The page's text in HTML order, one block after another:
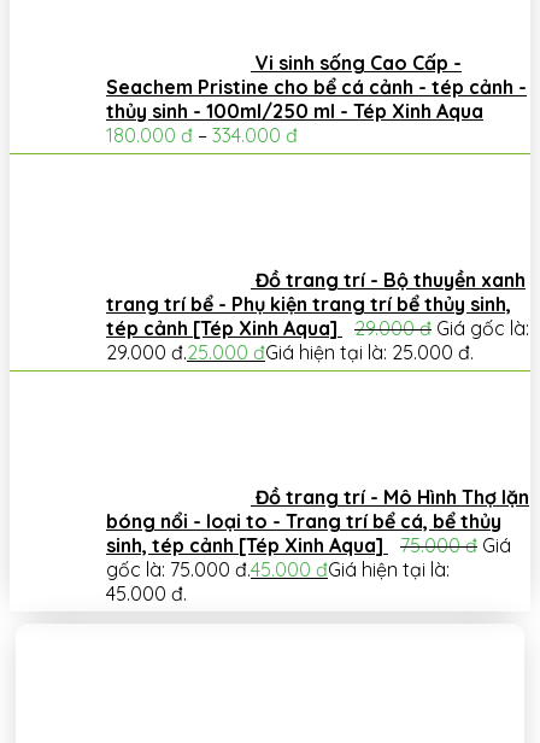
Vi sinh sống Cao Cấp -
Seachem Pristine cho bể cá cảnh - tép cảnh -
thủy sinh - 100ml/250 ml - Tép Xinh Aqua
180.000 đ – 334.000 đ
Đồ trang trí - Bộ thuyền xanh
trang trí bể - Phụ kiện trang trí bể thủy sinh,
tép cảnh [Tép Xinh Aqua]
29.000đ Giá gốc là:
29.000 đ.25.000 đGiá hiện tại là: 25.000 đ.
Đồ trang trí - Mô Hình Thợ lặn
bóng nổi - loại to - Trang trí bể cá, bể thủy
sinh, tép cảnh [Tép Xinh Aqua]
75.000đ Giá
gốc là: 75.000 đ.45.000 đGiá hiện tại là:
45.000 đ.